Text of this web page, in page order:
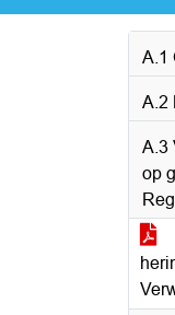
A.1
A.2
A.3
op